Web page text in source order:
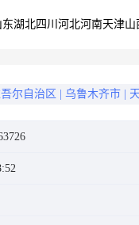
东湖北四川 河北河南天津山
尔自治区 乌鲁木齐市